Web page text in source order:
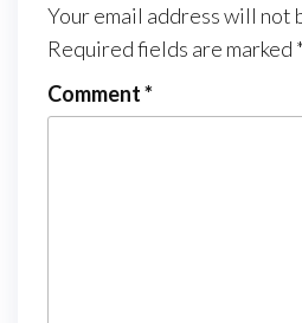
Your email address will not
Required fields are marked *
Comment*